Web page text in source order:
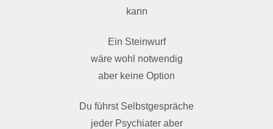
kann
Ein Steinwurf
wäre wohl notwendig
aber keine Option
Du führst Selbstgespräche
jeder Psychiater aber